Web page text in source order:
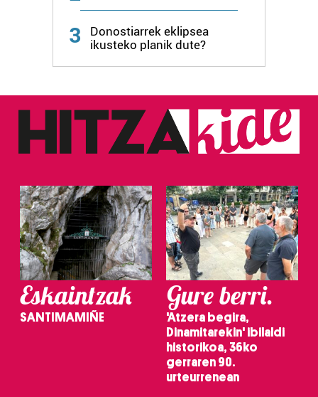
3
Donostiarrek eklipsea
ikusteko planik dute?
Eskaintzak
SANTIMAMIÑE
Gure berri.
'Atzera begira,
Dinamitarekin' ibilaldi
historikoa, 36ko
gerraren 90.
urteurrenean